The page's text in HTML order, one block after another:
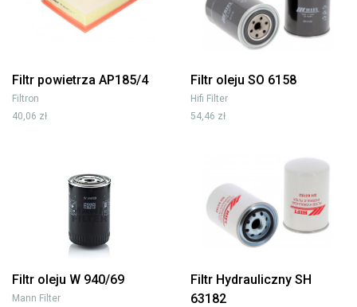
Filtr powietrza AP185/4
Filtron
40,06 zł
Filtr oleju SO 6158
Hifi Filter
54,46 zł
Filtr oleju W 940/69
Mann Filter
Filtr Hydrauliczny SH
63182